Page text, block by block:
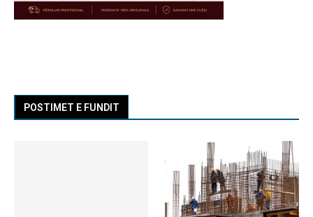
POSTIMET E FUNDIT